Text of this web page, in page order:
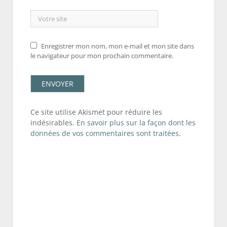
Enregistrer mon nom, mon e-mail et mon site dans
le navigateur pour mon prochain commentaire.
Ce site utilise Akismet pour réduire les
indésirables. En savoir plus sur la façon dont les
données de vos commentaires sont traitées.